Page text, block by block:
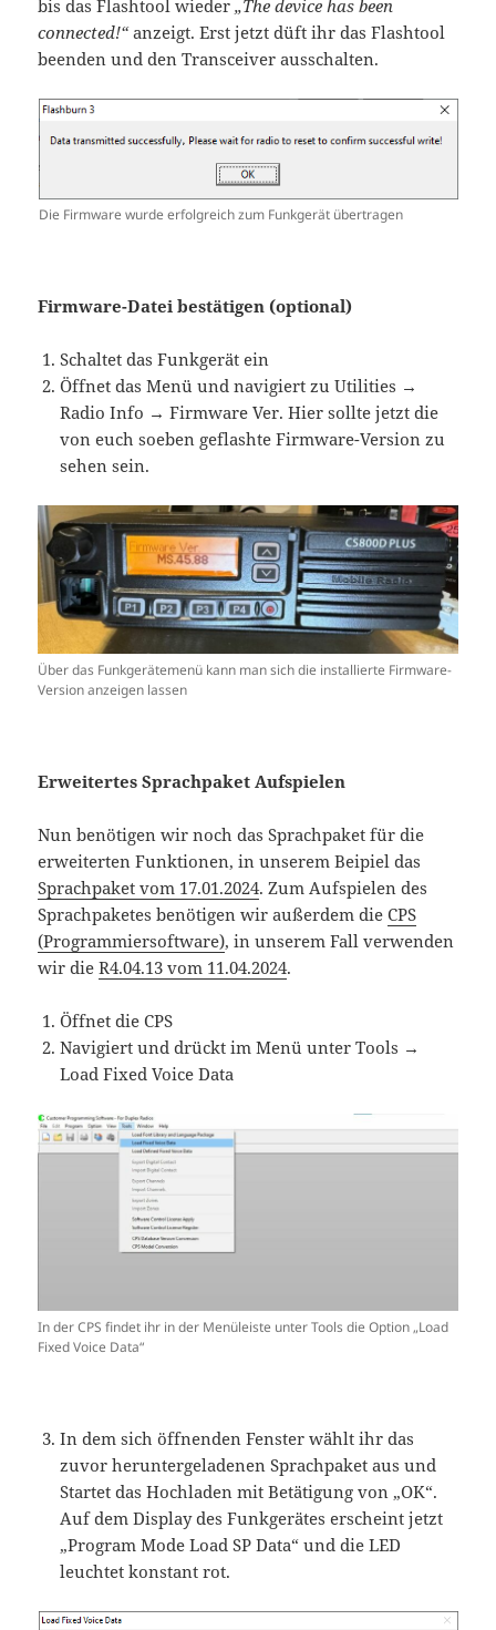
bis das Flashtool wieder„The device has been
connected!“anzeigt. Erst jetzt düft ihr das Flashtool
beenden und den Transceiver ausschalten.
Die Firmware wurde erfolgreich zum Funkgerät übertragen
Firmware-Datei bestätigen (optional)
Schaltet das Funkgerät ein
Öffnet das Menü und navigiert zu Utilities →
Radio Info → Firmware Ver. Hier sollte jetzt die
von euch soeben geflashte Firmware-Version zu
sehen sein.
Über das Funkgerätemenü kann man sich die installierte Firmware-
Version anzeigen lassen
Erweitertes Sprachpaket Aufspielen
Nun benötigen wir noch das Sprachpaket für die
erweiterten Funktionen, in unserem Beipiel das
Sprachpaket vom 17.01.2024. Zum Aufspielen des
Sprachpaketes benötigen wir außerdem dieCPS
(Programmiersoftware), in unserem Fall verwenden
wir dieR4.04.13 vom 11.04.2024.
Öffnet die CPS
Navigiert und drückt im Menü unter Tools →
Load Fixed Voice Data
In der CPS findet ihr in der Menüleiste unter Tools die Option „Load
Fixed Voice Data“
In dem sich öffnenden Fenster wählt ihr das
zuvor heruntergeladenen Sprachpaket aus und
Startet das Hochladen mit Betätigung von „OK“.
Auf dem Display des Funkgerätes erscheint jetzt
„Program Mode Load SP Data“ und die LED
leuchtet konstant rot.